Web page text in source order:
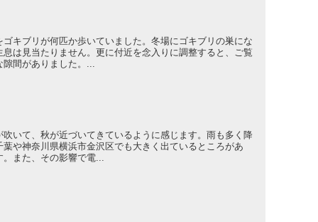
キブリが何匹か歩いていました。冬場にゴキブリの巣にな
は見当たりません。更に付近を念入りに調整すると、ご覧
隙間がありました。...
いて、秋が近づいてきているように感じます。雨も多く降
や神奈川県横浜市金沢区でも大きく出ているところがあ
また、その影響で電...